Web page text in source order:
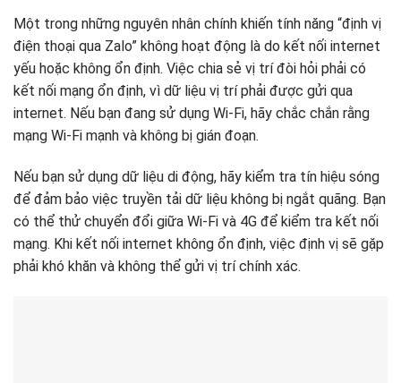
Một trong những nguyên nhân chính khiến tính năng “định vị
điện thoại qua Zalo” không hoạt động là do kết nối internet
yếu hoặc không ổn định. Việc chia sẻ vị trí đòi hỏi phải có
kết nối mạng ổn định, vì dữ liệu vị trí phải được gửi qua
internet. Nếu bạn đang sử dụng Wi-Fi, hãy chắc chắn rằng
mạng Wi-Fi mạnh và không bị gián đoạn.
Nếu bạn sử dụng dữ liệu di động, hãy kiểm tra tín hiệu sóng
để đảm bảo việc truyền tải dữ liệu không bị ngắt quãng. Bạn
có thể thử chuyển đổi giữa Wi-Fi và 4G để kiểm tra kết nối
mạng. Khi kết nối internet không ổn định, việc định vị sẽ gặp
phải khó khăn và không thể gửi vị trí chính xác.